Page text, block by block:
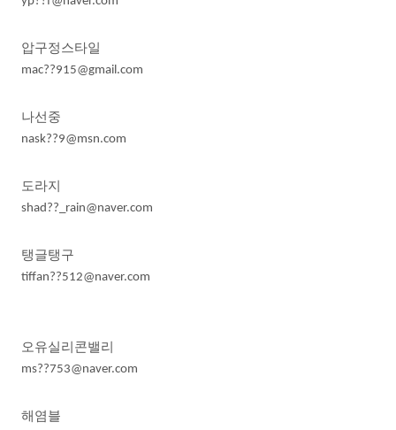
압구정스타일
mac??915@gmail.com
나선중
nask??9@msn.com
도라지
shad??_rain@naver.com
탱글탱구
tiffan??512@naver.com
오유실리콘밸리
ms??753@naver.com
해염블